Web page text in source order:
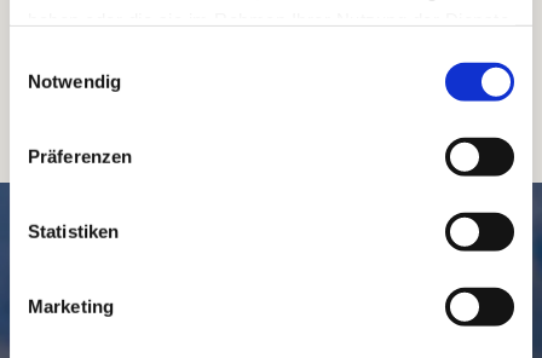
Notwendig
Präferenzen
Statistiken
Marketing
SCHNELL // NAVIGIERT